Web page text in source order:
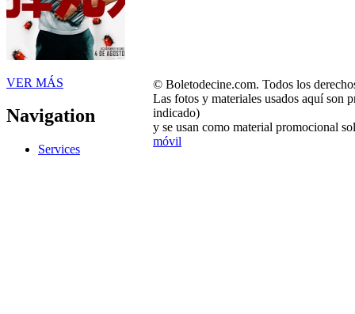
VER MÁS
Navigation
Services
© Boletodecine.com. Todos los
Las fotos y materiales usados aquí son
indicado)
y se usan como material promocional
móvil